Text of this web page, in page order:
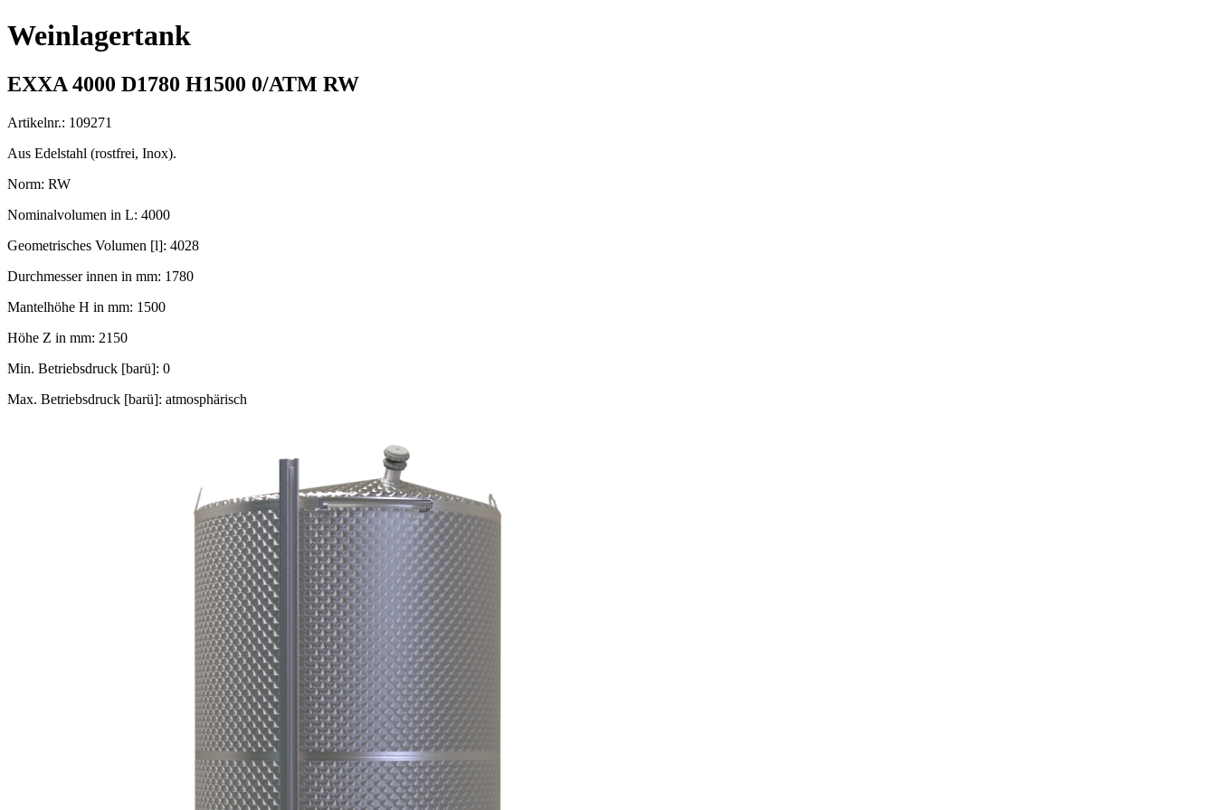
Weinlagertank
EXXA 4000 D1780 H1500 0/ATM RW
Artikelnr.: 109271
Aus Edelstahl (rostfrei, Inox).
Norm: RW
Nominalvolumen in L: 4000
Geometrisches Volumen [l]: 4028
Durchmesser innen in mm: 1780
Mantelhöhe H in mm: 1500
Höhe Z in mm: 2150
Min. Betriebsdruck [barü]: 0
Max. Betriebsdruck [barü]: atmosphärisch